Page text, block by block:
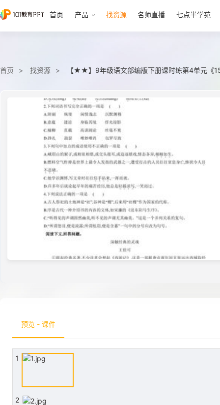
首页 产品 找资源 名师直播 七点半学苑
首页 找资源 【★★】9年级语文部编版下册课时练第4单元《
预览 - 课件
1
2